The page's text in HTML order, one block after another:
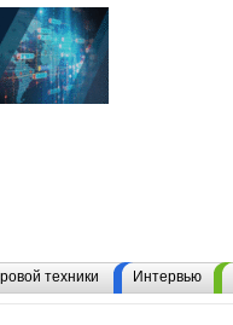
техники Интервью